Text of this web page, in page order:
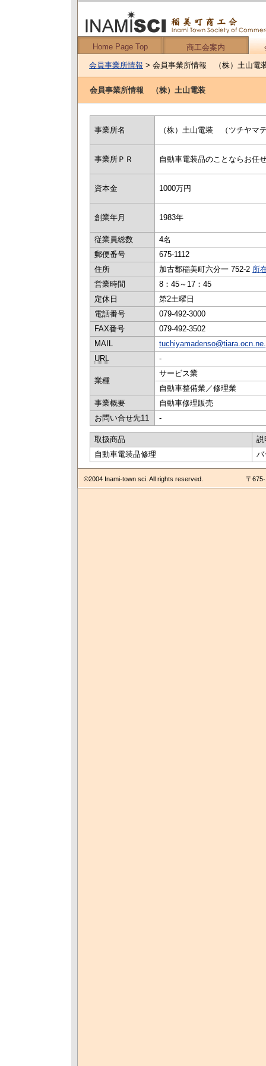
Home Page Top 商工会案内
会員事業所情報 > 会員事業所情報 （株）土山電
会員事業所情報 （株）土山電装
事業所名 （株）土山電装 （ツチヤマ
事業所ＰＲ 自動車電装品のことならお任
資本金 1000万円
創業年月 1983年
従業員総数
4名
郵便番号
675-1112
住所
加古郡稲美町六分一 752-2 所
営業時間
8：45～17：45
定休日
第2土曜日
電話番号
079-492-3000
FAX番号
079-492-3502
MAIL
URL
-
業種
サービス業
自動車整備業／修理業
事業概要
自動車修理販売
お問い合せ先11
-
取扱商品
説
自動車電装品修理
バ
〒
©2004 Inami-town sci. All rights reserved.